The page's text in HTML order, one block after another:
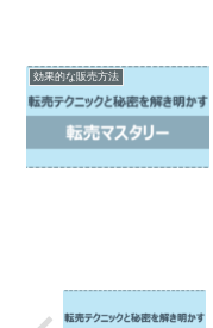
効果的な販売方法